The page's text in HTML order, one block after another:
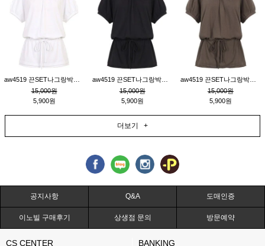
15,000원
5,900원
15,000원
5,900원
15,000원
5,900원
더보기 +
공지사항 Q&A 도매인증
이노빌 구매후기 상생점 문의 방문예약
CS CENTER BANKING